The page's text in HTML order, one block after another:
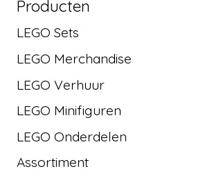
Producten
LEGO Sets
LEGO Merchandise
LEGO Verhuur
LEGO Minifiguren
LEGO Onderdelen
Assortiment